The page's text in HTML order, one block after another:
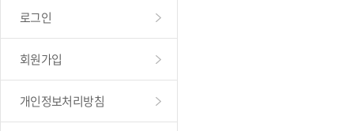
로그인
회원가입
개인정보처리방침